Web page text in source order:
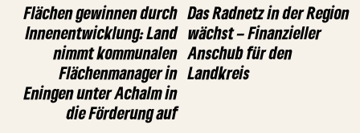
Flächen gewinnen durch
Innenentwicklung: Land
nimmt kommunalen
Flächenmanager in
Eningen unter Achalm in
die Förderung auf
Das Radnetz in der Region
wächst – Finanzieller
Anschub für den
Landkreis